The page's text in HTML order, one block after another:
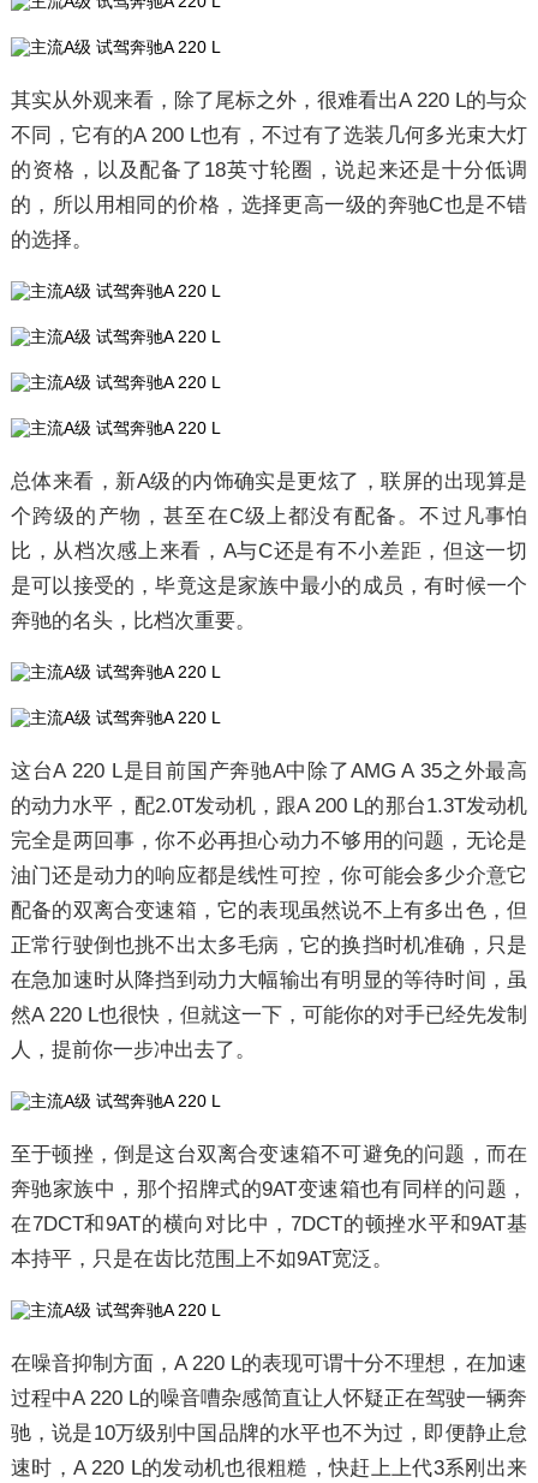
其实从外观来看，除了尾标之外，很难看出A 220 L的与众
不同，它有的A 200 L也有，不过有了选装几何多光束大灯
的资格，以及配备了18英寸轮圈，说起来还是十分低调
的，所以用相同的价格，选择更高一级的奔驰C也是不错
的选择。
总体来看，新A级的内饰确实是更炫了，联屏的出现算是
个跨级的产物，甚至在C级上都没有配备。不过凡事怕
比，从档次感上来看，A与C还是有不小差距，但这一切
是可以接受的，毕竟这是家族中最小的成员，有时候一个
奔驰的名头，比档次重要。
这台A 220 L是目前国产奔驰A中除了AMG A 35之外最高
的动力水平，配2.0T发动机，跟A 200 L的那台1.3T发动机
完全是两回事，你不必再担心动力不够用的问题，无论是
油门还是动力的响应都是线性可控，你可能会多少介意它
配备的双离合变速箱，它的表现虽然说不上有多出色，但
正常行驶倒也挑不出太多毛病，它的换挡时机准确，只是
在急加速时从降挡到动力大幅输出有明显的等待时间，虽
然A 220 L也很快，但就这一下，可能你的对手已经先发制
人，提前你一步冲出去了。
至于顿挫，倒是这台双离合变速箱不可避免的问题，而在
奔驰家族中，那个招牌式的9AT变速箱也有同样的问题，
在7DCT和9AT的横向对比中，7DCT的顿挫水平和9AT基
本持平，只是在齿比范围上不如9AT宽泛。
在噪音抑制方面，A 220 L的表现可谓十分不理想，在加速
过程中A 220 L的噪音嘈杂感简直让人怀疑正在驾驶一辆奔
驰，说是10万级别中国品牌的水平也不为过，即便静止怠
速时，A 220 L的发动机也很粗糙，快赶上上代3系刚出来